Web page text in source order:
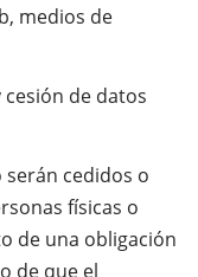
medios de
de datos
cedidos o
físicas o
de una obligación
de que el